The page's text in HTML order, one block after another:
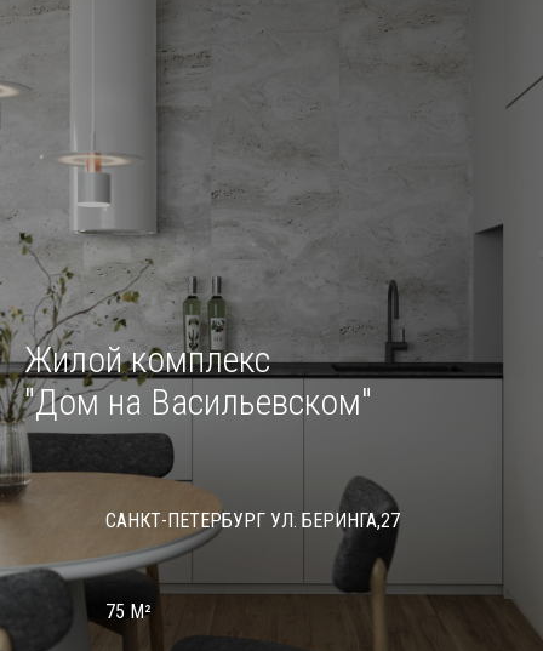
Жилой комплекс
"Дом на Васильевском"
САНКТ-ПЕТЕРБУРГ УЛ. БЕРИНГА,27
75 М²